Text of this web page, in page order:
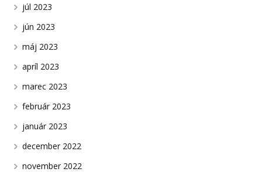
júl 2023
jún 2023
máj 2023
apríl 2023
marec 2023
február 2023
január 2023
december 2022
november 2022